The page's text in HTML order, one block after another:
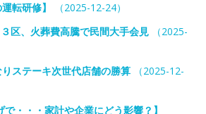
転研修】
（2025-12-24）
区、火葬費高騰で民間大手会見（2025-
ステーキ次世代店舗の勝算（2025-12-
・・・家計や企業にどう影響？】